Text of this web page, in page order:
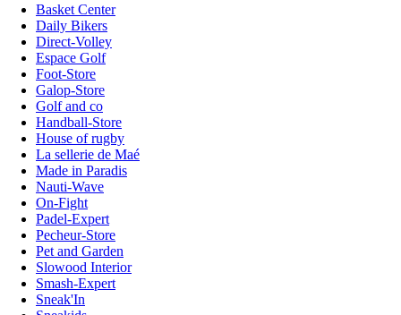
Basket Center
Daily Bikers
Direct-Volley
Espace Golf
Foot-Store
Galop-Store
Golf and co
Handball-Store
House of rugby
La sellerie de Maé
Made in Paradis
Nauti-Wave
On-Fight
Padel-Expert
Pecheur-Store
Pet and Garden
Slowood Interior
Smash-Expert
Sneak'In